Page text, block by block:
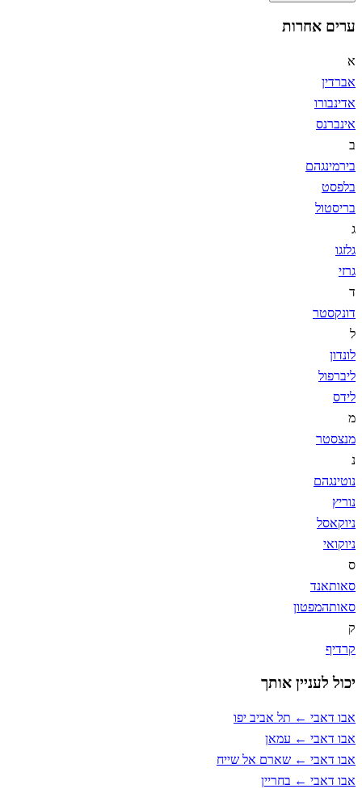
ערים אחרות
א
אברדין
אדינבורו
אינברנס
ב
בירמינגהם
בלפסט
בריסטול
ג
גלזגו
גרזי
ד
דונקסטר
ל
לונדון
ליברפול
לידס
מ
מנצסטר
נ
נוטינגהם
נוריץ
ניוקאסל
ניוקואי
ס
סאותאנד
סאותהמפטון
ק
קרדיף
יכול לעניין אותך
אבו דאבי ← תל אביב יפו
אבו דאבי ← עמאן
אבו דאבי ← שארם אל שייח
אבו דאבי ← בחריין